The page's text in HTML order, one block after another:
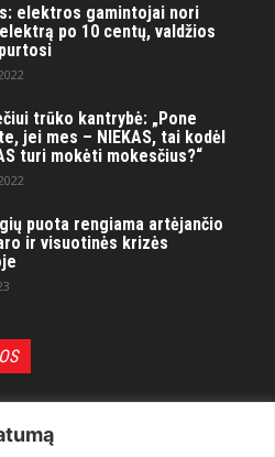
elektros gamintojai nori
po 10 centų, valdžios
trūko kantrybė: „Pone
jei mes – NIEKAS, tai kodėl
turi mokėti mokesčius?“
puota rengiama artėjančio
ir visuotinės krizės